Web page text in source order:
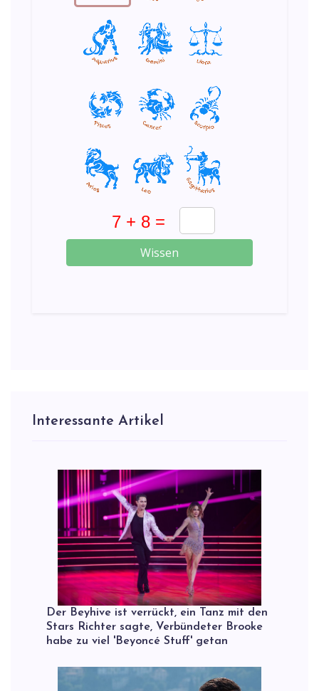
Wissen
Interessante Artikel
Der Beyhive ist verrückt, ein Tanz mit den
Stars Richter sagte, Verbündeter Brooke
habe zu viel 'Beyoncé Stuff' getan